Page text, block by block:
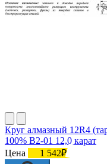
Круг алмазный 12R4
100% В2-01 12,0 карат
Цена
1 542₽